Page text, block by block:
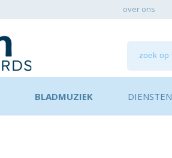
over ons
BLADMUZIEK DIENSTEN